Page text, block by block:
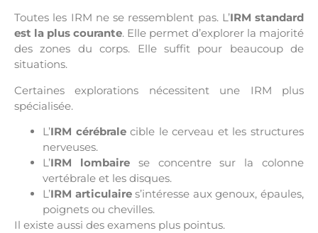
Toutes les IRM ne se ressemblent pas. L’IRM standard
est la plus courante. Elle permet d’explorer la majorité
des zones du corps. Elle suffit pour beaucoup de
situations.
Certaines explorations nécessitent une IRM plus
spécialisée.
L’IRM cérébralecible le cerveau et les structures
nerveuses.
L’IRM lombairese concentre sur la colonne
vertébrale et les disques.
L’IRM articulaires’intéresse aux genoux, épaules,
poignets ou chevilles.
Il existe aussi des examens plus pointus.